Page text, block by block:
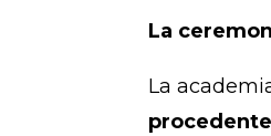
La
La